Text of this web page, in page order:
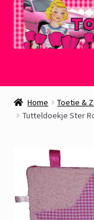
naar
navigatie
de
inhoud
Welkom
Winkelmand
Afrekenen
Home Toetie &
Tutteldoekje Ster